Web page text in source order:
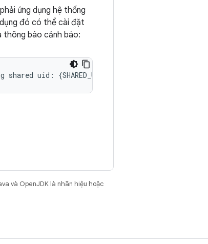
ứng dụng hệ thống
đó có thể cài đặt
thông báo cảnh báo:
và OpenJDK là nhãn hiệu hoặc